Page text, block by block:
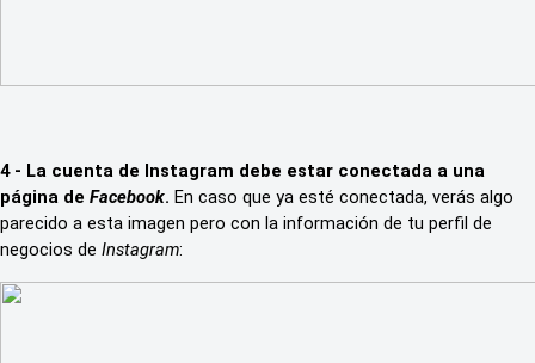
4 - La cuenta de Instagram debe estar conectada a una
página de Facebook. En caso que ya esté conectada, verás algo
parecido a esta imagen pero con la información de tu perfil de
negocios de Instagram: